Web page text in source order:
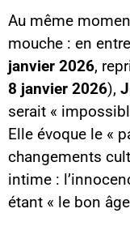
Au même
mouche : en
janvier 2026,
8 janvier 2026),
serait «
Elle évoque le «
changements
intime :
étant « le bon